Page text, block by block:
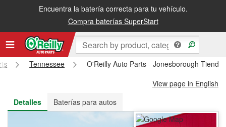
Encuentra la batería correcta para tu vehículo.
Compra baterías SuperStart
Recibe tu orden gratis al día siguiente o recógela en la tienda
Tennessee
O'Reilly Auto Parts - Jonesborough Tienda
View page in English
Detalles
Baterías para autos